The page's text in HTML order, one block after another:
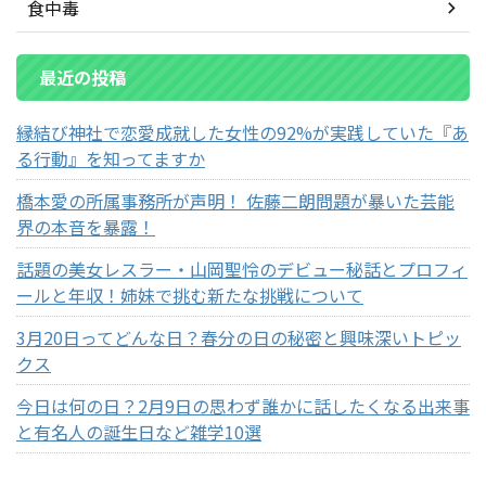
食中毒
最近の投稿
縁結び神社で恋愛成就した女性の92%が実践していた『あ
る行動』を知ってますか
橋本愛の所属事務所が声明！ 佐藤二朗問題が暴いた芸能
界の本音を暴露！
話題の美女レスラー・山岡聖怜のデビュー秘話とプロフィ
ールと年収！姉妹で挑む新たな挑戦について
3月20日ってどんな日？春分の日の秘密と興味深いトピッ
クス
今日は何の日？2月9日の思わず誰かに話したくなる出来事
と有名人の誕生日など雑学10選